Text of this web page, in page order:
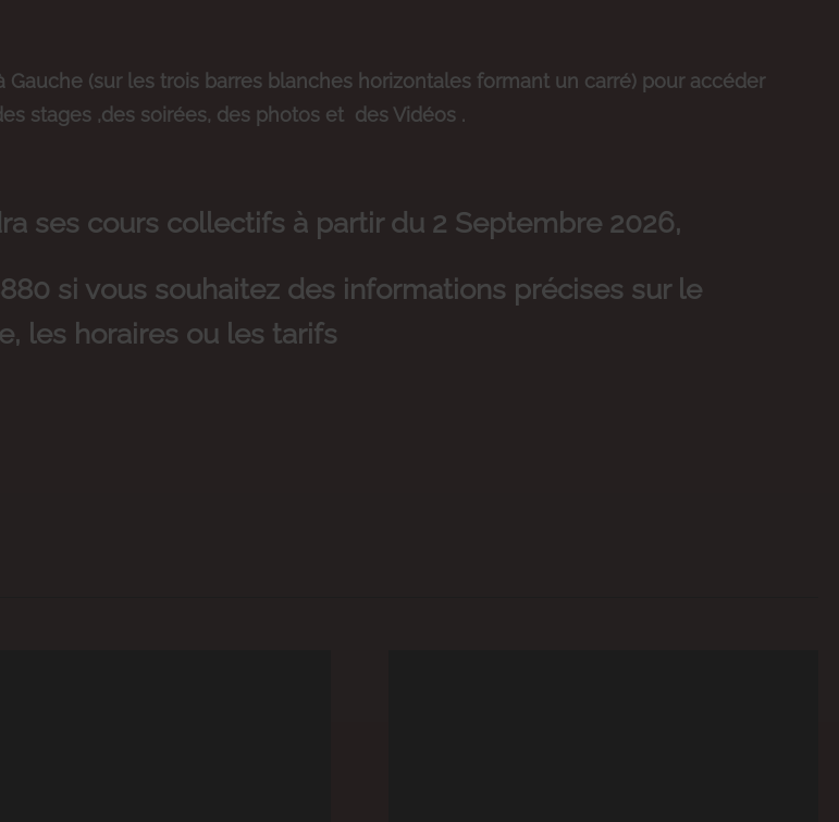
Gauche (sur les trois barres blanches horizontales formant un carré) pour accéder
stages ,des soirées, des photos et des Vidéos .
ses cours collectifs à partir du 2 Septembre 2026,
si vous souhaitez des informations précises sur le
les horaires ou les tarifs